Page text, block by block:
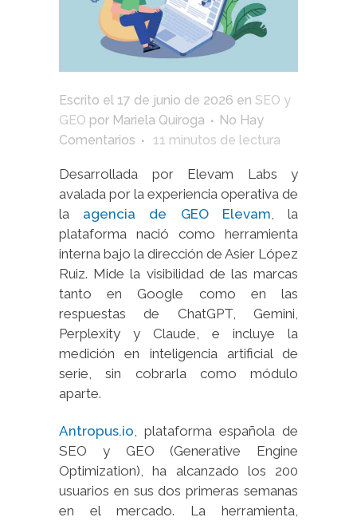
Escrito el 17 de junio de 2026 en SEO y
GEO por Mariela Quiroga
No Hay
Comentarios
11 minutos de lectura
Desarrollada por Elevam Labs y
avalada por la experiencia operativa de
la agencia de GEO Elevam , la
plataforma nació como herramienta
interna bajo la dirección de Asier López
Ruiz. Mide la visibilidad de las marcas
tanto en Google como en las
respuestas de ChatGPT, Gemini,
Perplexity y Claude, e incluye la
medición en inteligencia artificial de
serie, sin cobrarla como módulo
aparte.
Antropus.io , plataforma española de
SEO y GEO (Generative Engine
Optimization), ha alcanzado los 200
usuarios en sus dos primeras semanas
en el mercado. La herramienta,